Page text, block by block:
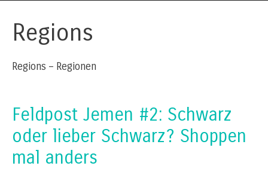
Regions
Regions – Regionen
Feldpost Jemen #2: Schwarz
oder lieber Schwarz? Shoppen
mal anders